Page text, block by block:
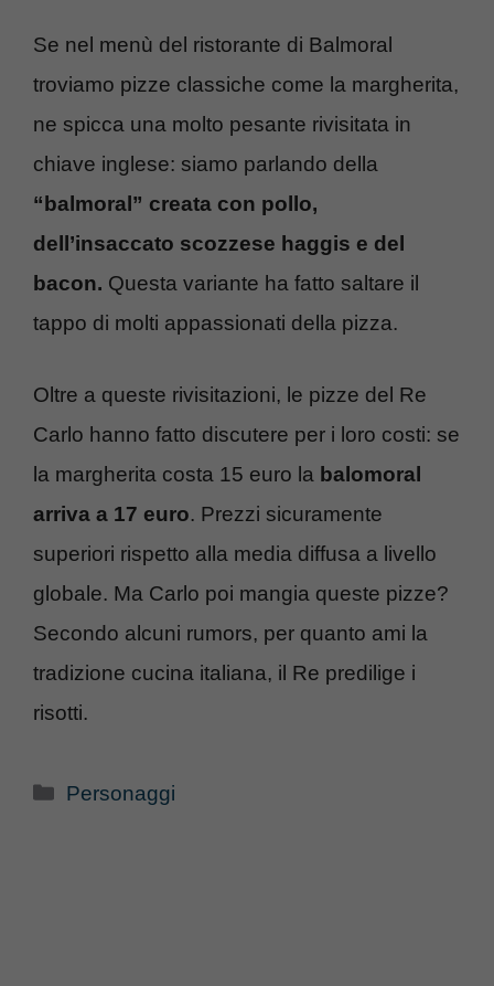
Se nel menù del ristorante di Balmoral
troviamo pizze classiche come la margherita,
ne spicca una molto pesante rivisitata in
chiave inglese: siamo parlando della
“balmoral” creata con pollo,
dell’insaccato scozzese haggis e del
bacon. Questa variante ha fatto saltare il
tappo di molti appassionati della pizza.
Oltre a queste rivisitazioni, le pizze del Re
Carlo hanno fatto discutere per i loro costi: se
la margherita costa 15 euro la balomoral
arriva a 17 euro. Prezzi sicuramente
superiori rispetto alla media diffusa a livello
globale. Ma Carlo poi mangia queste pizze?
Secondo alcuni rumors, per quanto ami la
tradizione cucina italiana, il Re predilige i
risotti.
Categorie
Personaggi